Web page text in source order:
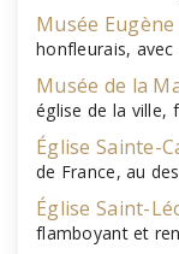
Musée
honfleurais,
Musée de la
église de la ville,
Église Sainte-
de France, au
Église Saint-
flamboyant et